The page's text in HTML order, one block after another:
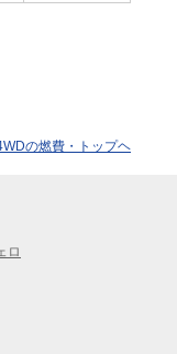
の燃費・トップヘ
ロ